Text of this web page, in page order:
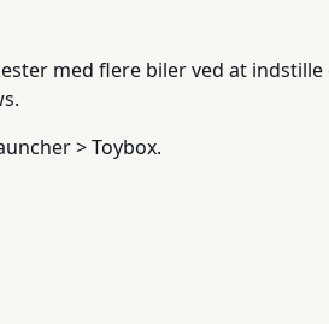
med flere biler ved at
> Toybox.